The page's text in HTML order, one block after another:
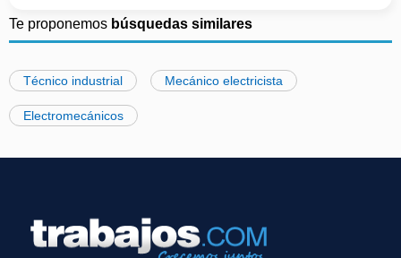
Te proponemos búsquedas similares
Técnico industrial Mecánico electricista
Electromecánicos